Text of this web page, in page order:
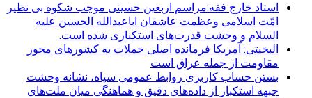
استاد خارج فقه:مراسم اربعین حسینی موجب شکوه بی نظیر
امّت اسلامی وعظمت عاشقان اباعبدالله الحسین علیه
السلام و وحشت قدرت‌های استکباری شده است.
البخیتی: آمریکا فرمانده اصلی حملات به کشورهای محور
مقاومت از جمله عراق است
بستن حساب کاربری روابط عمومی سپاه، نشانه‌ وحشت
جبهه استکبار از داده‌های دقیق و هماهنگی میان ملت‌های